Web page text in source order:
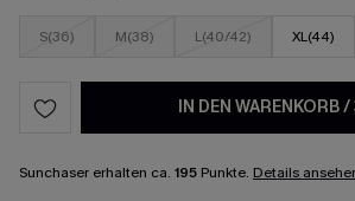
S(36) M(38) L(40/42) XL(44)
IN DEN WARENKORB/
Sunchaser erhalten ca. 195 Punkte. Details